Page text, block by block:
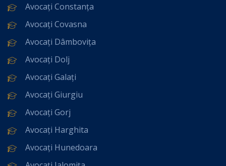
Avocați Constanța
Avocați Covasna
Avocați Dâmbovița
Avocați Dolj
Avocați Galați
Avocați Giurgiu
Avocați Gorj
Avocați Harghita
Avocați Hunedoara